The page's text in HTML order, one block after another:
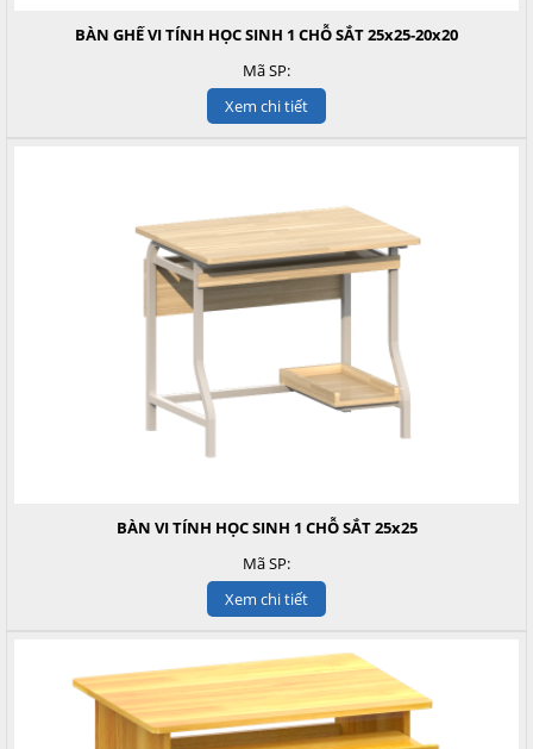
BÀN GHẾ VI TÍNH HỌC SINH 1 CHỖ SẮT 25x25-20x20
Mã SP:
Xem chi tiết
BÀN VI TÍNH HỌC SINH 1 CHỖ SẮT 25x25
Mã SP:
Xem chi tiết